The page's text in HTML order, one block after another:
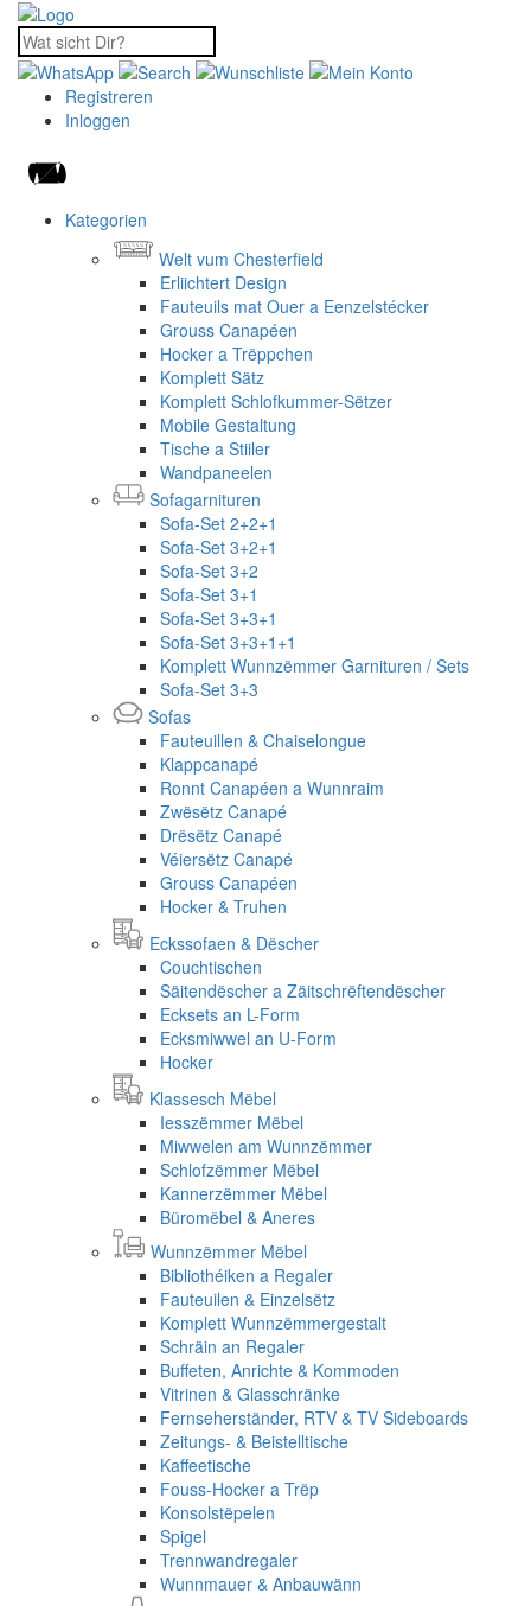
Registreren
Inloggen
Kategorien
Welt vum Chesterfield
Erliichtert Design
Fauteuils mat Ouer a Eenzelstécker
Grouss Canapéen
Hocker a Trëppchen
Komplett Sätz
Komplett Schlofkummer-Sëtzer
Mobile Gestaltung
Tische a Stiiler
Wandpaneelen
Sofagarnituren
Sofa-Set 2+2+1
Sofa-Set 3+2+1
Sofa-Set 3+2
Sofa-Set 3+1
Sofa-Set 3+3+1
Sofa-Set 3+3+1+1
Komplett Wunnzëmmer Garnituren / Sets
Sofa-Set 3+3
Sofas
Fauteuillen & Chaiselongue
Klappcanapé
Ronnt Canapéen a Wunnraim
Zwësëtz Canapé
Drësëtz Canapé
Véiersëtz Canapé
Grouss Canapéen
Hocker & Truhen
Eckssofaen & Dëscher
Couchtischen
Säitendëscher a Zäitschrëftendëscher
Ecksets an L-Form
Ecksmiwwel an U-Form
Hocker
Klassesch Mëbel
Iesszëmmer Mëbel
Miwwelen am Wunnzëmmer
Schlofzëmmer Mëbel
Kannerzëmmer Mëbel
Büromëbel & Aneres
Wunnzëmmer Mëbel
Bibliothéiken a Regaler
Fauteuilen & Einzelsëtz
Komplett Wunnzëmmergestalt
Schräin an Regaler
Buffeten, Anrichte & Kommoden
Vitrinen & Glasschränke
Fernseherständer, RTV & TV Sideboards
Zeitungs- & Beistelltische
Kaffeetische
Fouss-Hocker a Trëp
Konsolstëpelen
Spigel
Trennwandregaler
Wunnmauer & Anbauwänn